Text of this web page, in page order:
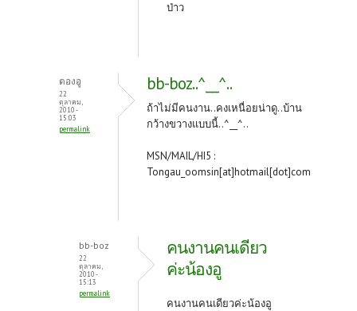
ป่าว
ตองอู
22
ตุลาคม,
2010 -
15:03
permalink
bb-boz..^__^..
ถ้าไม่มีคนงาน..คงเหนื่อยน่าดู..บ้าน
กว้างขวางแบบนี้..^__^..
MSN/MAIL/HI5 :
Tongau_oomsin[at]hotmail[dot]com
bb-boz
22
ตุลาคม,
2010 -
15:13
permalink
คนงานคนเดียว
ค่ะน้องอู
คนงานคนเดียวค่ะน้องอู